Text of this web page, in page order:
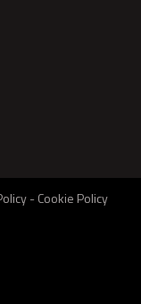
-Cookie Policy